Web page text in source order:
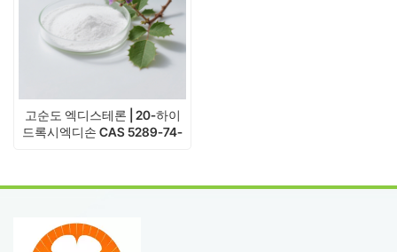
고순도 엑디스테론 | 20-하이
드록시엑디손 CAS 5289-74-